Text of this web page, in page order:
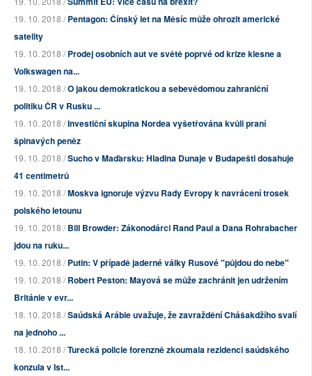
19. 10. 2018 /Pentagon: Čínský let na Měsíc může ohrozit americké
satelity
19. 10. 2018 /Prodej osobních aut ve světě poprvé od krize klesne a
Volkswagen na...
19. 10. 2018 /O jakou demokratickou a sebevědomou zahraniční
politiku ČR v Rusku ...
19. 10. 2018 /Investiční skupina Nordea vyšetřována kvůli praní
špinavých peněz
19. 10. 2018 /Sucho v Maďarsku: Hladina Dunaje v Budapešti dosahuje
41 centimetrů
19. 10. 2018 /Moskva ignoruje výzvu Rady Evropy k navrácení trosek
polského letounu
19. 10. 2018 /Bill Browder: Zákonodárci Rand Paul a Dana Rohrabacher
jdou na ruku...
19. 10. 2018 /Putin: V případě jaderné války Rusové "půjdou do nebe"
19. 10. 2018 /Robert Peston: Mayová se může zachránit jen udržením
Británie v evr...
18. 10. 2018 /Saúdská Arábie uvažuje, že zavraždění Chášakdžího svalí
na jednoho ...
18. 10. 2018 /Turecká policie forenzně zkoumala rezidenci saúdského
konzula v Ist...